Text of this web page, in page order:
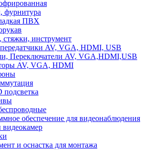
фурнитура
ПВХ
стяжки, инструмент
AV, VGA, HDMI, USB
Переключатели AV, VGA,HDMI,USB
AV, VGA, HDMI
обеспечение для видеонаблюдения
и оснастка для монтажа